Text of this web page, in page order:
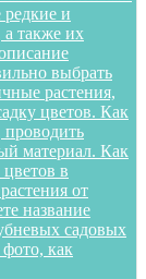
и
а также их
выбрать
растения,
цветов. Как
проводить
материал. Как
в
от
название
садовых
как